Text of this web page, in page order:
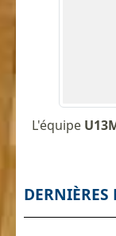
L'équipe
DERNIÈRES